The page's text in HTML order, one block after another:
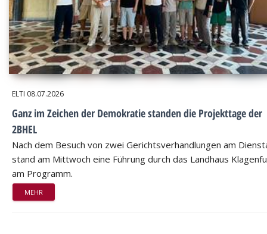
ELTI 08.07.2026
Ganz im Zeichen der Demokratie standen die Projekttage der
2BHEL
Nach dem Besuch von zwei Gerichtsverhandlungen am
stand am Mittwoch eine Führung durch das Landhaus
am Programm.
MEHR